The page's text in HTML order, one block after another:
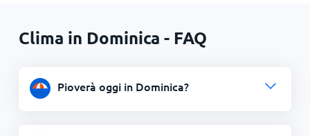
Clima in Dominica - FAQ
Pioverà oggi in Dominica?